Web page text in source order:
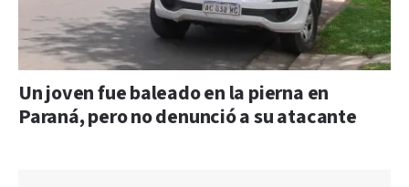
Un joven fue baleado en la pierna en
Paraná, pero no denunció a su atacante